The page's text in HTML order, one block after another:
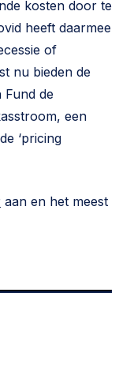
kosten door te
heeft daarmee
of
nu bieden de
Fund de
een
‘pricing
aan en het meest